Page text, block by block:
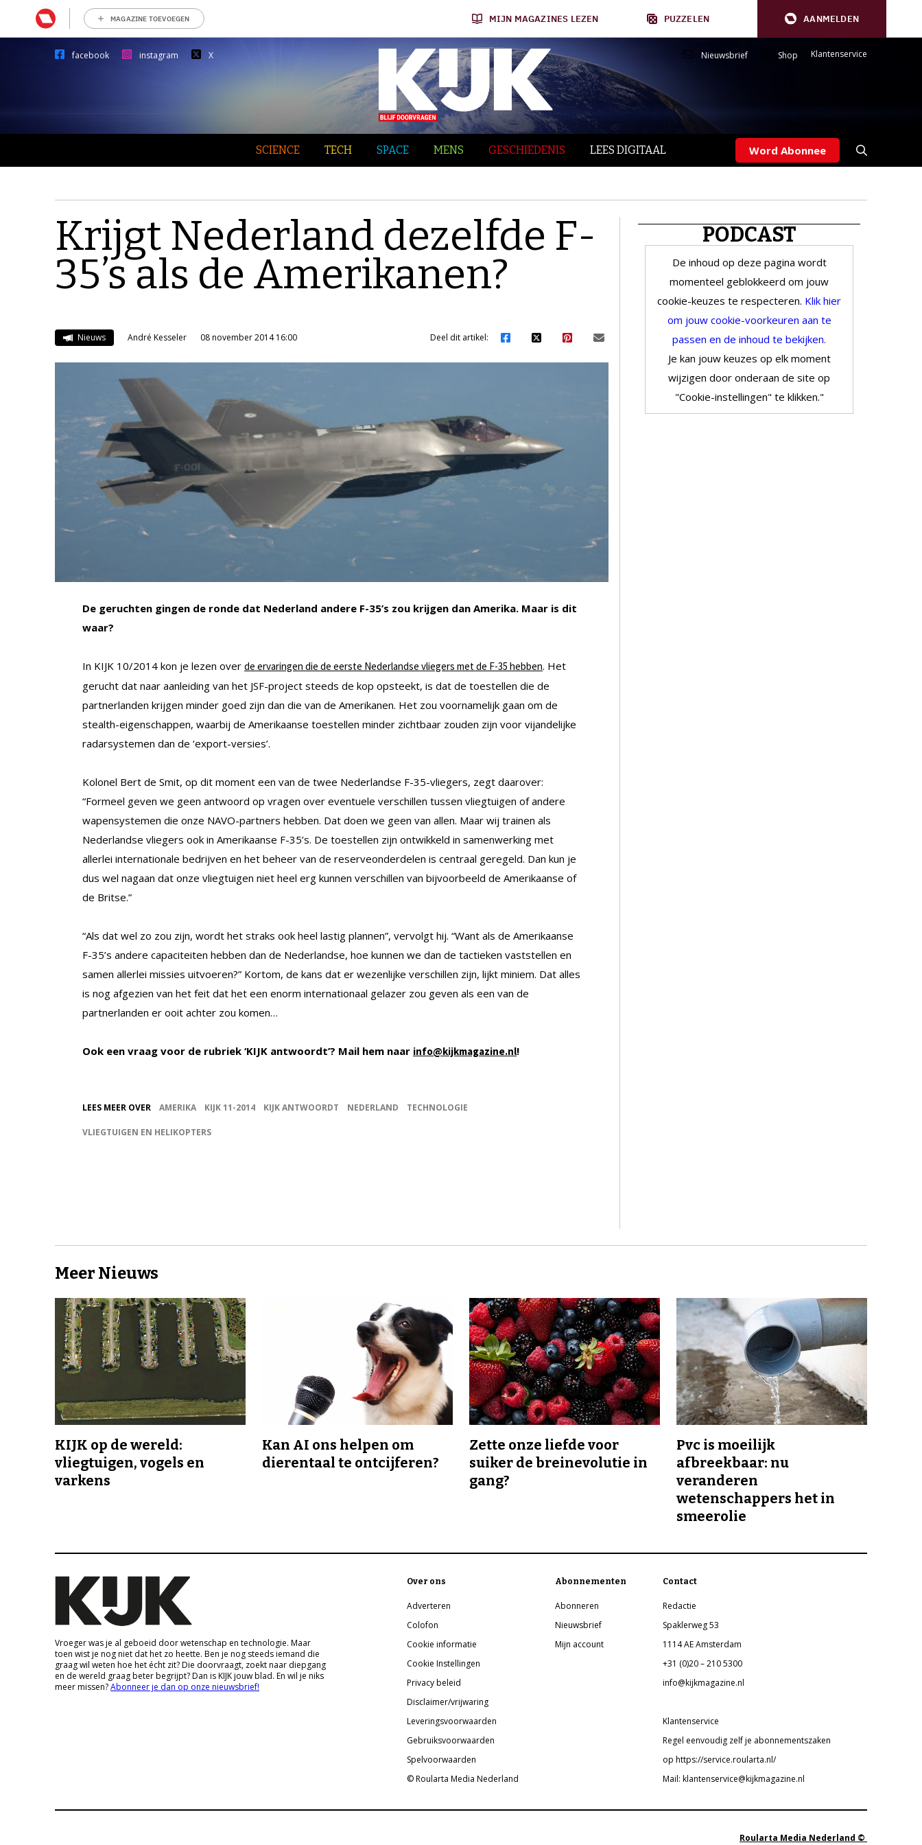
MAGAZINE TOEVOEGEN MIJN MAGAZINES LEZEN PUZZELEN AANMELDEN
facebook instagram X Nieuwsbrief Shop Klantenservice
SCIENCE TECH SPACE MENS GESCHIEDENIS LEES DIGITAAL Word Abonnee
Krijgt Nederland dezelfde F-
35’s als de Amerikanen?
Nieuws André Kesseler 08 november 2014 16:00 Deel dit artikel:
De geruchten gingen de ronde dat Nederland andere F-35’s zou krijgen dan Amerika. Maar is dit
waar?
In KIJK 10/2014 kon je lezen over de ervaringen die de eerste Nederlandse vliegers met de F-35 hebben. Het
gerucht dat naar aanleiding van het JSF-project steeds de kop opsteekt, is dat de toestellen die de
partnerlanden krijgen minder goed zijn dan die van de Amerikanen. Het zou voornamelijk gaan om de
stealth-eigenschappen, waarbij de Amerikaanse toestellen minder zichtbaar zouden zijn voor vijandelijke
radarsystemen dan de ‘export-versies’.
Kolonel Bert de Smit, op dit moment een van de twee Nederlandse F-35-vliegers, zegt daarover:
“Formeel geven we geen antwoord op vragen over eventuele verschillen tussen vliegtuigen of andere
wapensystemen die onze NAVO-partners hebben. Dat doen we geen van allen. Maar wij trainen als
Nederlandse vliegers ook in Amerikaanse F-35’s. De toestellen zijn ontwikkeld in samenwerking met
allerlei internationale bedrijven en het beheer van de reserveonderdelen is centraal geregeld. Dan kun je
dus wel nagaan dat onze vliegtuigen niet heel erg kunnen verschillen van bijvoorbeeld de Amerikaanse of
de Britse.”
“Als dat wel zo zou zijn, wordt het straks ook heel lastig plannen”, vervolgt hij. “Want als de Amerikaanse
F-35’s andere capaciteiten hebben dan de Nederlandse, hoe kunnen we dan de tactieken vaststellen en
samen allerlei missies uitvoeren?” Kortom, de kans dat er wezenlijke verschillen zijn, lijkt miniem. Dat alles
is nog afgezien van het feit dat het een enorm internationaal gelazer zou geven als een van de
partnerlanden er ooit achter zou komen…
Ook een vraag voor de rubriek ‘KIJK antwoordt’? Mail hem naar info@kijkmagazine.nl!
LEES MEER OVER AMERIKA KIJK 11-2014 KIJK ANTWOORDT NEDERLAND TECHNOLOGIE
VLIEGTUIGEN EN HELIKOPTERS
PODCAST
De inhoud op deze pagina wordt
momenteel geblokkeerd om jouw
cookie-keuzes te respecteren. Klik hier
om jouw cookie-voorkeuren aan te
passen en de inhoud te bekijken.
Je kan jouw keuzes op elk moment
wijzigen door onderaan de site op
"Cookie-instellingen" te klikken."
Meer Nieuws
KIJK op de wereld:
vliegtuigen, vogels en
varkens
Kan AI ons helpen om
dierentaal te ontcijferen?
Zette onze liefde voor
suiker de breinevolutie in
gang?
Pvc is moeilijk
afbreekbaar: nu
veranderen
wetenschappers het in
smeerolie
Vroeger was je al geboeid door wetenschap en technologie. Maar
toen wist je nog niet dat het zo heette. Ben je nog steeds iemand die
graag wil weten hoe het écht zit? Die doorvraagt, zoekt naar diepgang
en de wereld graag beter begrijpt? Dan is KIJK jouw blad. En wil je niks
meer missen?Abonneer je dan op onze nieuwsbrief!
Over ons
Adverteren
Colofon
Cookie informatie
Cookie Instellingen
Privacy beleid
Disclaimer/vrijwaring
Leveringsvoorwaarden
Gebruiksvoorwaarden
Spelvoorwaarden
© Roularta Media Nederland
Abonnementen
Abonneren
Nieuwsbrief
Mijn account
Contact
Redactie
Spaklerweg 53
1114 AE Amsterdam
+31 (0)20 – 210 5300
info@kijkmagazine.nl
Klantenservice
Regel eenvoudig zelf je abonnementszaken
op https://service.roularta.nl/
Mail: klantenservice@kijkmagazine.nl
Roularta Media Nederland ©